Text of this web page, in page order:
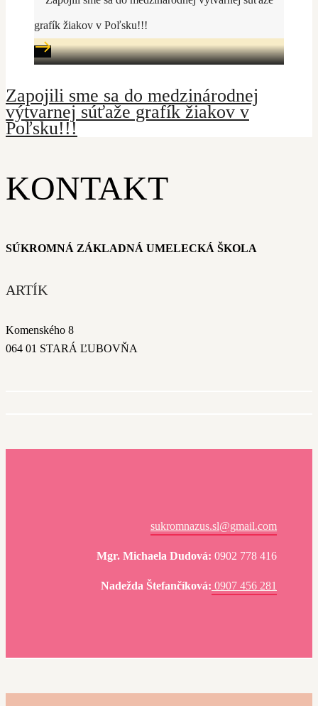
Zapojili sme sa do medzinárodnej
výtvarnej súťaže grafík žiakov v
Poľsku!!!
KONTAKT
SÚKROMNÁ ZÁKLADNÁ UMELECKÁ ŠKOLA
ARTÍK
Komenského 8
064 01 STARÁ ĽUBOVŇA
sukromnazus.sl@gmail.com
Mgr. Michaela Dudová: 0902 778 416
Nadežda Štefančíková: 0907 456 281